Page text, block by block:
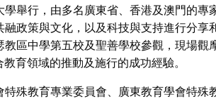
舉行，由多名廣東省、香港及澳門的專
政策與文化，以及科技與支持進行分享
區中學第五校及聖善學校參觀，現場觀
育領域的推動及施行的成功經驗。
殊教育專業委員會、廣東教育學會特殊